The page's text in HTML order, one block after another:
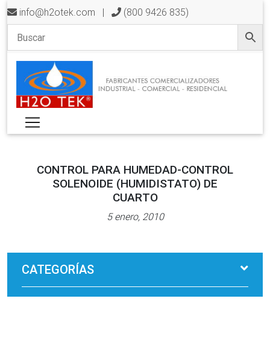
info@h2otek.com | (800 9426 835)
CONTROL PARA HUMEDAD-CONTROL
SOLENOIDE (HUMIDISTATO) DE
CUARTO
5 enero, 2010
CATEGORÍAS